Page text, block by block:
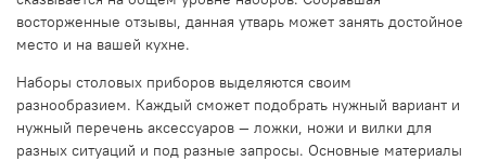
восторженные отзывы, данная утварь может занять достойное
место и на вашей кухне.
Наборы столовых приборов выделяются своим
разнообразием. Каждый сможет подобрать нужный вариант и
нужный перечень аксессуаров — ложки, ножи и вилки для
разных ситуаций и под разные запросы. Основные материалы